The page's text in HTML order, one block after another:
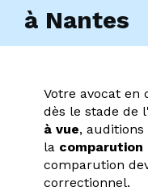
à Nantes
Votre avocat en
dès le stade de
à vue,
la comparution
comparution
correctionnel.